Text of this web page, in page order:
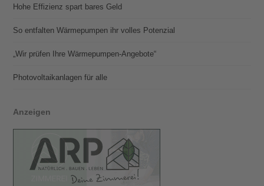
Hohe Effizienz spart bares Geld
So entfalten Wärmepumpen ihr volles Potenzial
„Wir prüfen Ihre Wärmepumpen-Angebote“
Photovoltaik­­anlagen für alle
Anzeigen